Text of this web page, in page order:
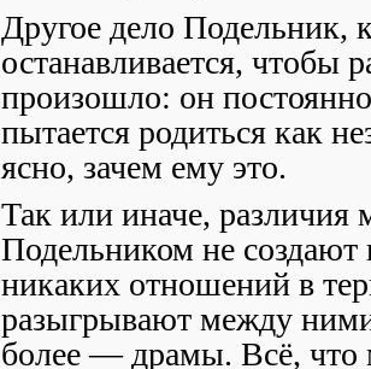
Другое дело Подельник,
останавливается, чтобы
произошло: он
пытается родиться как
ясно, зачем ему это.
Так или иначе,
Подельником не создают
никаких отношений в
разыгрывают между
более — драмы. Всё,